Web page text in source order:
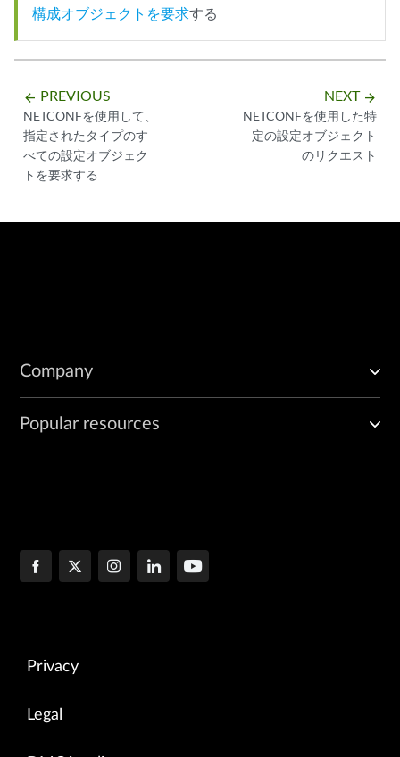
構成オブジェクトを要求する
arrow_backward PREVIOUS
NETCONFを使用して、
指定されたタイプのす
べての設定オブジェク
トを要求する
NEXT arrow_forward
NETCONFを使用した特
定の設定オブジェクト
のリクエスト
Company
Popular resources
Privacy
Legal